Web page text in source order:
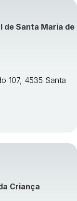
de Santa Maria de
107, 4535 Santa
Criança